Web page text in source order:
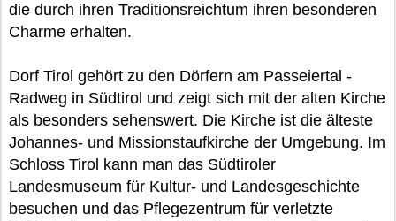
die durch ihren Traditionsreichtum ihren besonderen
Charme erhalten.
Dorf Tirol gehört zu den Dörfern am Passeiertal -
Radweg in Südtirol und zeigt sich mit der alten Kirche
als besonders sehenswert. Die Kirche ist die älteste
Johannes- und Missionstaufkirche der Umgebung. Im
Schloss Tirol kann man das Südtiroler
Landesmuseum für Kultur- und Landesgeschichte
besuchen und das Pflegezentrum für verletzte